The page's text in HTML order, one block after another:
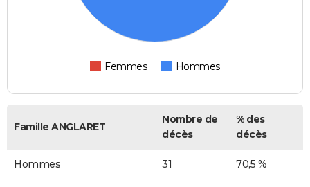
Femmes Hommes
Famille ANGLARET
Nombre de
décès
% des
décès
Hommes 31 70,5 %